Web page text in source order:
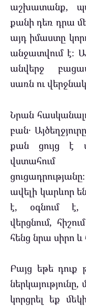
աշխատանք,
քանի դեռ դրա
այդ իմաստը
անջատվում է։
անվերջ
սառն ու
Նրան
բան․
քան ցույց է
վստահում
ավելի կարևոր
է, օգնում է,
վերցնում,
հենց նրա սիրո և
Բայց եթե դուք
կորցրել եք